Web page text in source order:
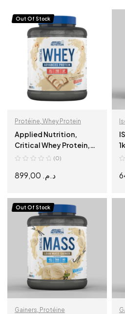
Out Of Stock
Protéine, Whey Protein
Applied Nutrition,
Critical Whey Protein,
White Choco Bueno, 2kg
(0)
د.م.
READ MORE
Out Of Stock
Gainers Protéine